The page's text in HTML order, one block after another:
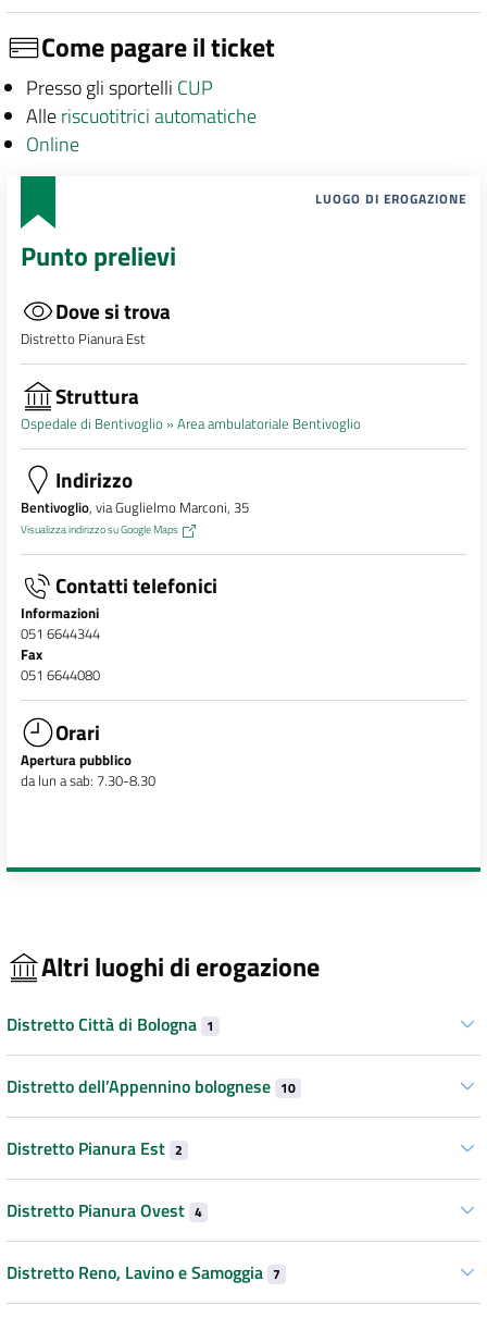
Come pagare il ticket
Presso gli sportelli CUP
Alleriscuotitrici automatiche
Online
LUOGO DI EROGAZIONE
Punto prelievi
Dove si trova
Distretto Pianura Est
Struttura
Ospedale di Bentivoglio »Area ambulatoriale Bentivoglio
Indirizzo
Bentivoglio, via Guglielmo Marconi, 35
Visualizza indirizzo su Google Maps
Contatti telefonici
Informazioni
051 6644344
Fax
051 6644080
Orari
Apertura pubblico
da lun a sab: 7.30-8.30
Altri luoghi di erogazione
Distretto Città di Bologna 1
Distretto dell’Appennino bolognese 10
Distretto Pianura Est 2
Distretto Pianura Ovest 4
Distretto Reno, Lavino e Samoggia 7